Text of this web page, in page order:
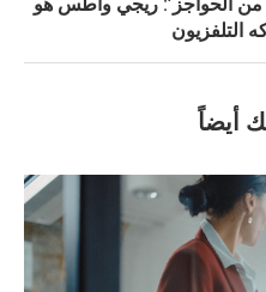
التلفزيون
أيضاً